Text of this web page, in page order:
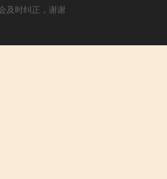
及时纠正，谢谢